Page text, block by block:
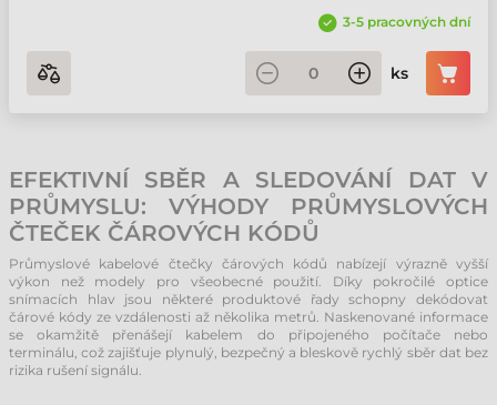
3-5 pracovných dní
ks
EFEKTIVNÍ SBĚR A SLEDOVÁNÍ DAT V
PRŮMYSLU: VÝHODY PRŮMYSLOVÝCH
ČTEČEK ČÁROVÝCH KÓDŮ
Průmyslové kabelové čtečky čárových kódů nabízejí výrazně vyšší
výkon než modely pro všeobecné použití. Díky pokročilé optice
snímacích hlav jsou některé produktové řady schopny dekódovat
čárové kódy ze vzdálenosti až několika metrů. Naskenované informace
se okamžitě přenášejí kabelem do připojeného počítače nebo
terminálu, což zajišťuje plynulý, bezpečný a bleskově rychlý sběr dat bez
rizika rušení signálu.